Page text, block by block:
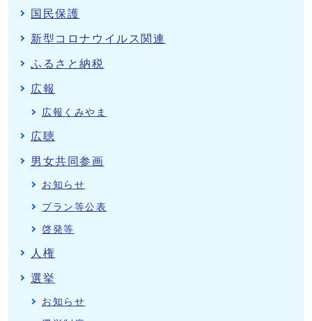
国民保護
新型コロナウイルス関連
ふるさと納税
広報
広報くみやま
広聴
男女共同参画
お知らせ
プラン等公表
啓発等
人権
選挙
お知らせ